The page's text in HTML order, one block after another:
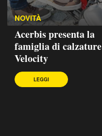
NOVITÀ
Acerbis presenta la
famiglia di calzature
Velocity
LEGGI